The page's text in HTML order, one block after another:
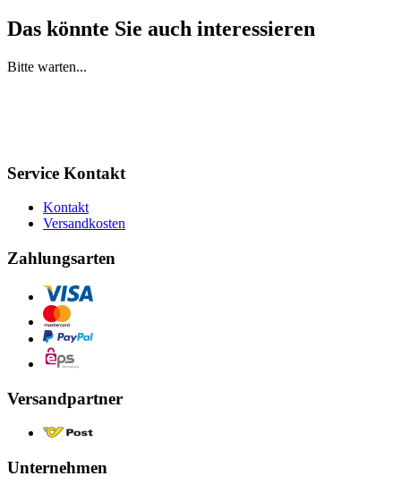
Das könnte Sie auch interessieren
Bitte warten...
Service Kontakt
Kontakt
Versandkosten
Zahlungsarten
Versandpartner
Unternehmen